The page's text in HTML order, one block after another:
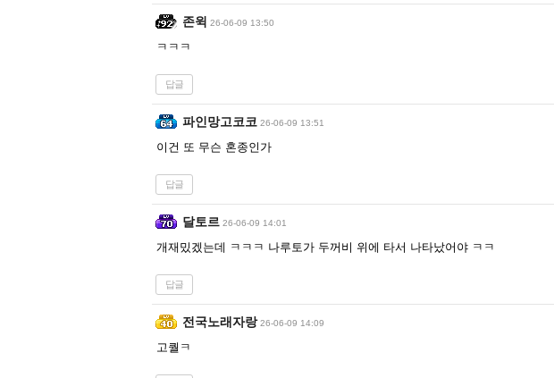
존윅 26-06-09 13:50
ㅋㅋㅋ
답글
파인망고코코 26-06-09 13:51
이건 또 무슨 혼종인가
답글
달토르 26-06-09 14:01
개재밌겠는데 ㅋㅋㅋ 나루토가 두꺼비 위에 타서 나타났어야 ㅋㅋ
답글
전국노래자랑 26-06-09 14:09
고퀄ㅋ